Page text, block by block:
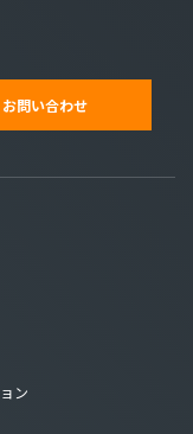
お問い合わせ
ン